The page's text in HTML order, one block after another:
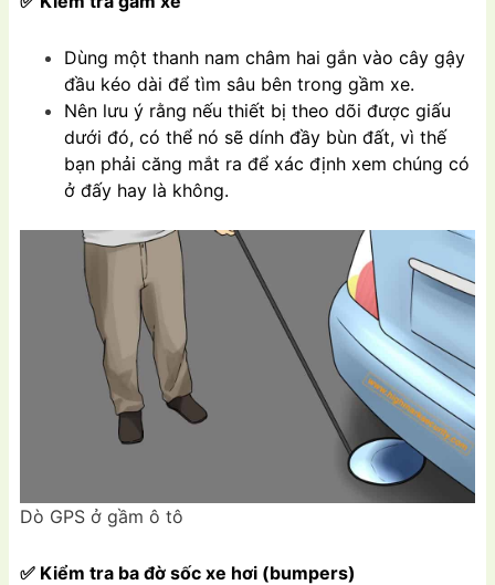
Dùng một thanh nam châm hai gắn vào cây gậy
đầu kéo dài để tìm sâu bên trong gầm xe.
Nên lưu ý rằng nếu thiết bị theo dõi được giấu
dưới đó, có thể nó sẽ dính đầy bùn đất, vì thế
bạn phải căng mắt ra để xác định xem chúng có
ở đấy hay là không.
Dò GPS ở gầm ô tô
✅ Kiểm tra ba đờ sốc xe hơi (bumpers)